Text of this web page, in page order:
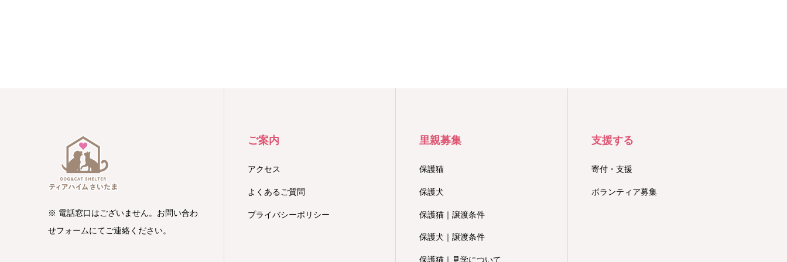
※ 電話窓口はございません。お問い合わ
せフォームにてご連絡ください。
ご案内
アクセス
よくあるご質問
プライバシーポリシー
里親募集
保護猫
保護犬
保護猫｜譲渡条件
保護犬｜譲渡条件
保護猫｜見学について
支援する
寄付・支援
ボランティア募集